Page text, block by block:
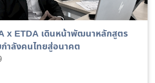
x ETDA เดินหน้าพัฒนาหลักสูตร
ำลังคนไทยสู่อนาคต